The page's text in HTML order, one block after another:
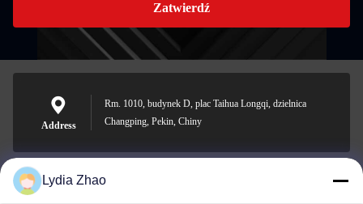
Zatwierdź
Address
Rm. 1010, budynek D, plac Taihua Longqi, dzielnica
Changping, Pekin, Chiny
Lydia Zhao